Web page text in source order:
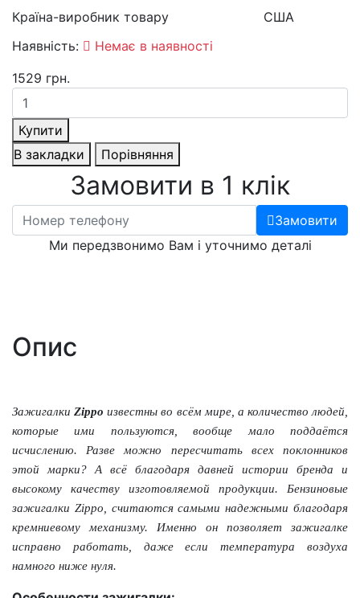
Країна-виробник товару
США
Наявність:
Немає в наявності
1529 грн.
Купити
В закладки
Порівняння
Замовити в 1 клік
Замовити
Ми передзвонимо Вам і уточнимо деталі
Опис
ЗажигалкиZippo известны во всём мире, а количество людей,
которые ими пользуются, вообще мало поддаётся
исчислению. Разве можно пересчитать всех поклонников
этой марки? А всё благодаря давней истории бренда и
высокому качеству изготовляемой продукции. Бензиновые
зажигалки Zippo, считаются самыми надежными благодаря
кремниевому механизму. Именно он позволяет зажигалке
исправно работать, даже если температура воздуха
намного ниже нуля.